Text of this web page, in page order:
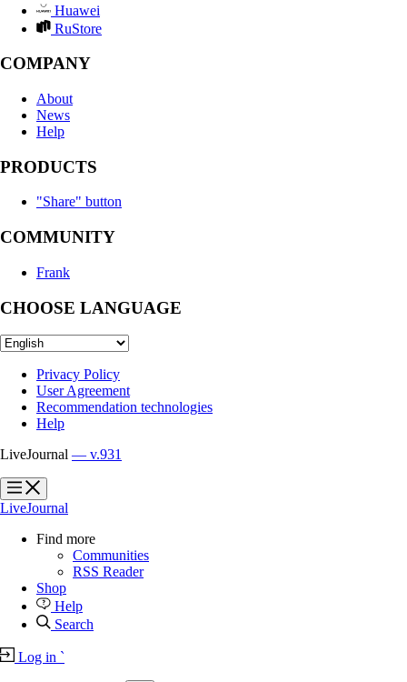
Huawei
RuStore
COMPANY
About
News
Help
PRODUCTS
"Share" button
COMMUNITY
Frank
CHOOSE LANGUAGE
Privacy Policy
User Agreement
Recommendation technologies
Help
LiveJournal — v.931
?
?
LiveJournal
Find more
Communities
RSS Reader
Shop
Help
Search
Log in `